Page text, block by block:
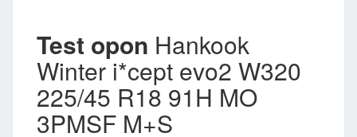
Test opon Hankook
Winter i*cept evo2 W320
225/45 R18 91H MO
3PMSF M+S